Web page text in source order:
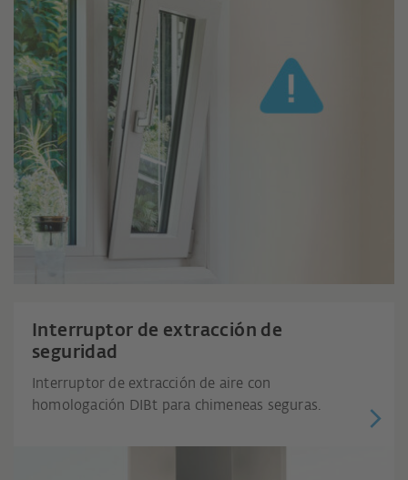
Interruptor de extracción de
seguridad
Interruptor de extracción de aire con
homologación DIBt para chimeneas seguras.